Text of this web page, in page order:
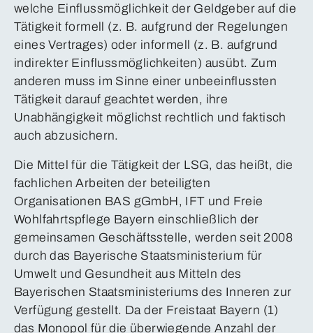
welche Einflussmöglichkeit der Geldgeber auf die
Tätigkeit formell (z. B. aufgrund der Regelungen
eines Vertrages) oder informell (z. B. aufgrund
indirekter Einflussmöglichkeiten) ausübt. Zum
anderen muss im Sinne einer unbeeinflussten
Tätigkeit darauf geachtet werden, ihre
Unabhängigkeit möglichst rechtlich und faktisch
auch abzusichern.
Die Mittel für die Tätigkeit der LSG, das heißt, die
fachlichen Arbeiten der beteiligten
Organisationen BAS gGmbH, IFT und Freie
Wohlfahrtspflege Bayern einschließlich der
gemeinsamen Geschäftsstelle, werden seit 2008
durch das Bayerische Staatsministerium für
Umwelt und Gesundheit aus Mitteln des
Bayerischen Staatsministeriums des Inneren zur
Verfügung gestellt. Da der Freistaat Bayern (1)
das Monopol für die überwiegende Anzahl der